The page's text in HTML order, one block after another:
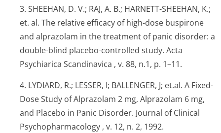
3. SHEEHAN, D. V.; RAJ, A. B.; HARNETT-SHEEHAN, K.;
et. al. The relative efficacy of high-dose buspirone
and alprazolam in the treatment of panic disorder: a
double-blind placebo-controlled study. Acta
Psychiarica Scandinavica , v. 88, n.1, p. 1–11.
4. LYDIARD, R.; LESSER, I; BALLENGER, J; et.al. A Fixed-
Dose Study of Alprazolam 2 mg, Alprazolam 6 mg,
and Placebo in Panic Disorder. Journal of Clinical
Psychopharmacology , v. 12, n. 2, 1992.